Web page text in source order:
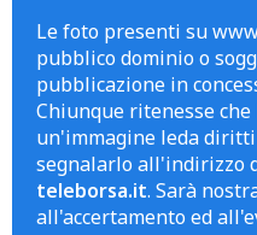
Le foto presenti su
pubblico dominio o
pubblicazione in
Chiunque ritenesse
un'immagine leda
segnalarlo all'indirizzo
teleborsa.it. Sarà
all'accertamento ed